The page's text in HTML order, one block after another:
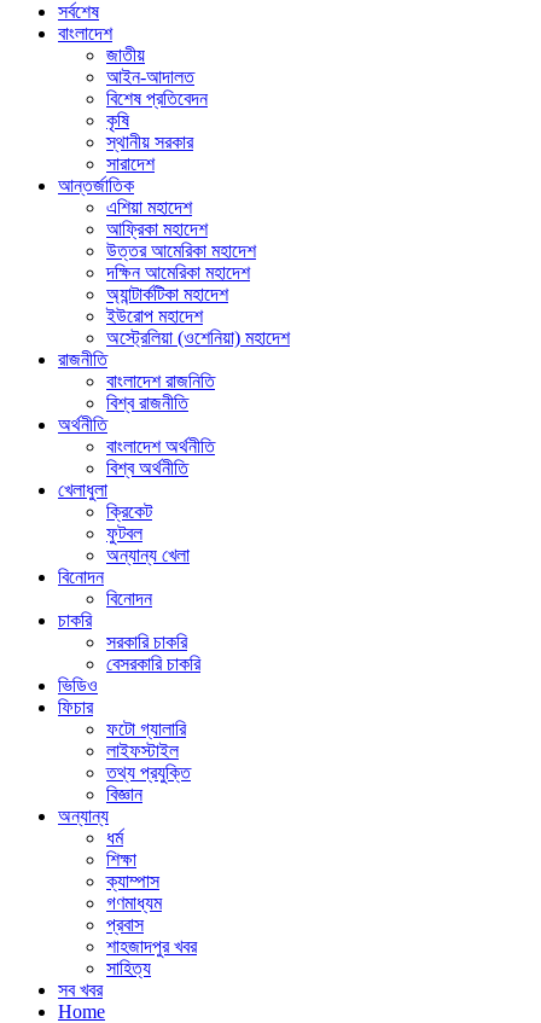
সর্বশেষ
বাংলাদেশ
জাতীয়
আইন-আদালত
বিশেষ প্রতিবেদন
কৃষি
স্থানীয় সরকার
সারাদেশ
আন্তর্জাতিক
এশিয়া মহাদেশ
আফ্রিকা মহাদেশ
উত্তর আমেরিকা মহাদেশ
দক্ষিন আমেরিকা মহাদেশ
অ্যান্টার্কটিকা মহাদেশ
ইউরোপ মহাদেশ
অস্ট্রেলিয়া (ওশেনিয়া) মহাদেশ
রাজনীতি
বাংলাদেশ রাজনিতি
বিশ্ব রাজনীতি
অর্থনীতি
বাংলাদেশ অর্থনীতি
বিশ্ব অর্থনীতি
খেলাধুলা
ক্রিকেট
ফুটবল
অন্যান্য খেলা
বিনোদন
বিনোদন
চাকরি
সরকারি চাকরি
বেসরকারি চাকরি
ভিডিও
ফিচার
ফটো গ্যালারি
লাইফস্টাইল
তথ্য প্রযুক্তি
বিজ্ঞান
অন্যান্য
ধর্ম
শিক্ষা
ক্যাম্পাস
গণমাধ্যম
প্রবাস
শাহজাদপুর খবর
সাহিত্য
সব খবর
Home